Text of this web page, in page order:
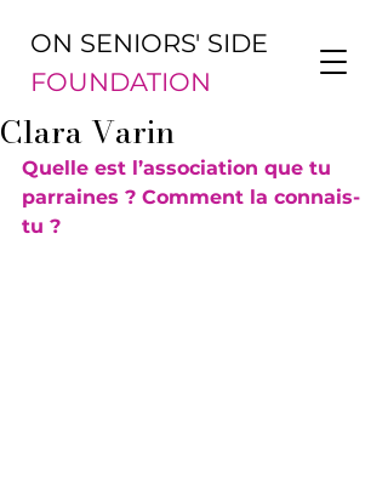
ON SENIORS' SIDE
FOUNDATION
Clara Varin
Quelle est l’association que tu
parraines ? Comment la connais-
tu ?